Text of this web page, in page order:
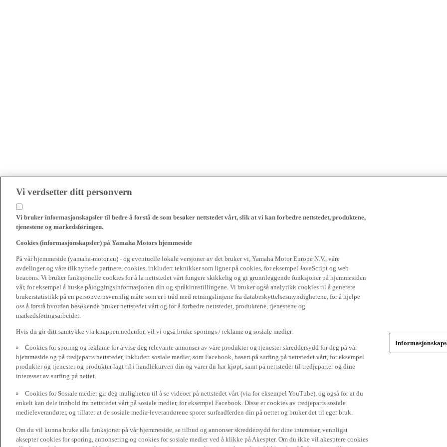
Vi verdsetter ditt personvern
Vi bruker informasjonskapsler til bedre å forstå de som besøker nettstedet vårt, slik at vi kan forbedre nettstedet, produktene,
tjenestene og markedsføringen.
Cookies (informasjonskapsler) på Yamaha Motors hjemmeside
På vår hjemmeside (yamaha-motor.eu) - og eventuelle lokale versjoner av det bruker vi, Yamaha Motor Europe N.V., våre
avdelinger og våre tilknyttede partnere, cookies, inkludert teknikker som ligner på cookies, for eksempel JavaScript og web
beacons. Vi bruker funksjonelle cookies for å la nettstedet vårt fungere skikkelig og gi grunnleggende funksjoner på hjemmesiden
vår, for eksempel å huske påloggingsinformasjonen din og språkinnstillingene. Vi bruker også analytikk cookies til å generere
brukerstatistikk på en personvernsvennlig måte som er i tråd med retningslinjene fra databeskyttelsesmyndighetene, for å hjelpe
oss å forstå hvordan besøkende bruker nettstedet vårt og for å forbedre nettstedet, produktene, tjenestene og
markedsføringsarbeidet.
Hvis du gir ditt samtykke via knappen nedenfor, vil vi også bruke sporings / reklame og sosiale medier:
Cookies for sporing og reklame for å vise deg relevante annonser av våre produkter og tjenester skreddersydd for deg på vår
hjemmeside og på tredjeparts nettsteder, inkludert sosiale medier, som Facebook, basert på surfing på nettstedet vårt, for eksempel
produkter og tjenester og produkter lagt til i handlekurven din og varer du har kjøpt, samt på nettsteder til tredjeparter og dine
interesser av surfing på nettet.
Cookies for Sosiale medier gir deg muligheten til å se videoer på nettstedet vårt (via for eksempel YouTube), og også for at du
enkelt kan dele innhold fra nettstedet vårt på sosiale medier, for eksempel Facebook. Disse er cookies av tredjeparts sosiale
medieleverandører, og tillater at de sosiale media-leverandørene sporer surfeadferden din på nettet og bruker det til eget bruk.
Om du vil kunna bruke alla funksjoner på vår hjemmeside, se tilbud og annonser skreddersydd for dine interesser, vennligst
aksepter cookies for sporing, annonsering og cookies for sosiale medier ved å klikke på Akespter. Om du ikke vil akesptere cookies